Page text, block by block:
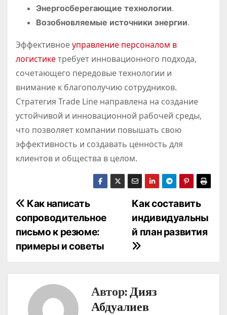
Энергосберегающие технологии.
Возобновляемые источники энергии.
Эффективноеуправление персоналом в
логистикетребует инновационного подхода,
сочетающего передовые технологии и
внимание к благополучию сотрудников.
Стратегия Trade Line направлена на создание
устойчивой и инновационной рабочей среды,
что позволяет компании повышать свою
эффективность и создавать ценность для
клиентов и общества в целом.
Н
а
в
Как составить
индивидуальны
й план развития
Как написать
сопроводительное
письмо к резюме:
примеры и советы
Автор:Дияз
Абдуалиев